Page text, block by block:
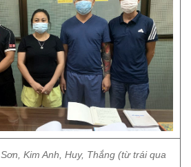
Kim Anh, Huy, Thắng (từ trái qua